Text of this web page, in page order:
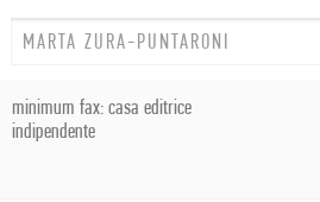
minimum fax: casa editrice
indipendente